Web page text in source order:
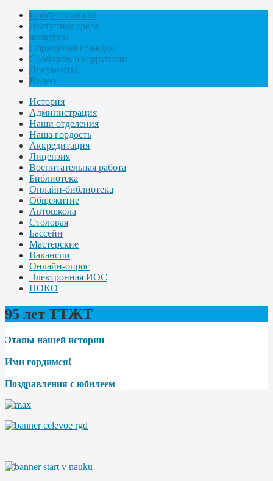
Профессионалы
Доступная среда
конкурсы
Обращения граждан
Сообщить о коррупции
Документы
Видео
История
Администрация
Наши отделения
Наша гордость
Аккредитация
Лицензия
Воспитательная работа
Библиотека
Онлайн-библиотека
Общежитие
Автошкола
Столовая
Бассейн
Мастерские
Вакансии
Онлайн-опрос
Электронная ИОС
НОКО
95 лет ТТЖТ
Этапы нашей истории
Ими гордимся!
Поздравления с юбилеем